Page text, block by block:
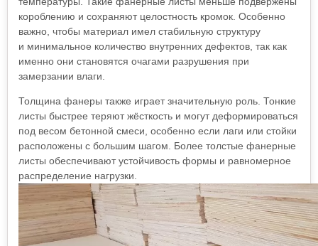
короблению и сохраняют целостность кромок. Особенно
важно, чтобы материал имел стабильную структуру
и минимальное количество внутренних дефектов, так как
именно они становятся очагами разрушения при
замерзании влаги.
Толщина фанеры также играет значительную роль. Тонкие
листы быстрее теряют жёсткость и могут деформироваться
под весом бетонной смеси, особенно если лаги или стойки
расположены с большим шагом. Более толстые фанерные
листы обеспечивают устойчивость формы и равномерное
распределение нагрузки.